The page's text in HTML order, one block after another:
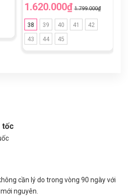
1.620.000₫ 1.799.000₫
38 39 40 41 42
43 44 45
tốc
cần lý do trong vòng 90 ngày với
nguyên.